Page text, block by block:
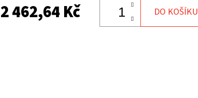
2 462,64 Kč DO KOŠÍKU